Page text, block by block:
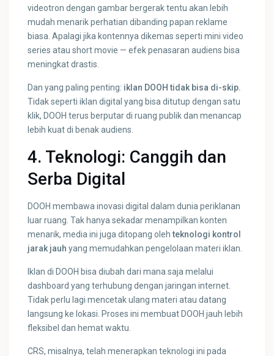
videotron dengan gambar bergerak tentu akan lebih
mudah menarik perhatian dibanding papan reklame
biasa. Apalagi jika kontennya dikemas seperti mini video
series atau short movie — efek penasaran audiens bisa
meningkat drastis.
Dan yang paling penting: iklan DOOH tidak bisa di-skip.
Tidak seperti iklan digital yang bisa ditutup dengan satu
klik, DOOH terus berputar di ruang publik dan menancap
lebih kuat di benak audiens.
4. Teknologi: Canggih dan
Serba Digital
DOOH membawa inovasi digital dalam dunia periklanan
luar ruang. Tak hanya sekadar menampilkan konten
menarik, media ini juga ditopang olehteknologi kontrol
jarak jauh yang memudahkan pengelolaan materi iklan.
Iklan di DOOH bisa diubah dari mana saja melalui
dashboard yang terhubung dengan jaringan internet.
Tidak perlu lagi mencetak ulang materi atau datang
langsung ke lokasi. Proses ini membuat DOOH jauh lebih
fleksibel dan hemat waktu.
CRS, misalnya, telah menerapkan teknologi ini pada